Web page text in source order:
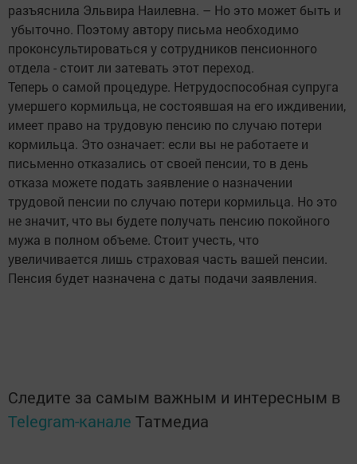
разъяснила Эльвира Наилевна. – Но это может быть и
убыточно. Поэтому автору письма необходимо
проконсультироваться у сотрудников пенсионного
отдела - стоит ли затевать этот переход.
Теперь о самой процедуре. Нетрудоспособная супруга
умершего кормильца, не состоявшая на его иждивении,
имеет право на трудовую пенсию по случаю потери
кормильца. Это означает: если вы не работаете и
письменно отказались от своей пенсии, то в день
отказа можете подать заявление о назначении
трудовой пенсии по случаю потери кормильца. Но это
не значит, что вы будете получать пенсию покойного
мужа в полном объеме. Стоит учесть, что
увеличивается лишь страховая часть вашей пенсии.
Пенсия будет назначена с даты подачи заявления.
Следите за самым важным и интересным в
Telegram-канале Татмедиа